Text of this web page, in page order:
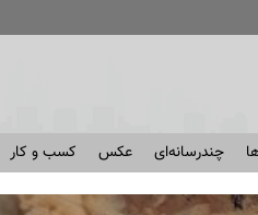
چندرسانه‌ای عکس کسب و کار